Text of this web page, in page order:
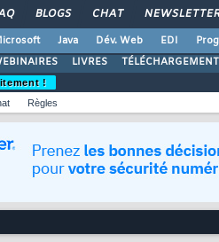
BLOGS CHAT
Java Dév. Web EDI
LIVRES
!
Règles